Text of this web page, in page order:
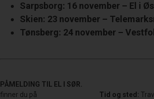
Sarpsborg: 16 november – El i
Skien: 23 november –
Tønsberg: 24 november –
PÅMELDING TIL EL I SØR.
finner du på
Tid og sted: